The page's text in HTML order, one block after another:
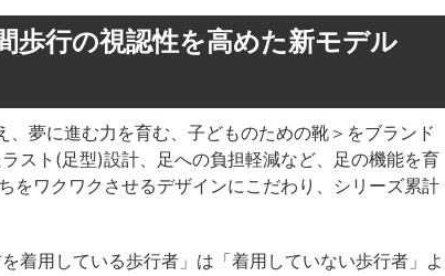
歩行の視認性を高めた新モデル
、夢に進む力を育む、子どものための靴＞をブランド
スト(足型)設計、足への負担軽減など、足の機能を育
をワクワクさせるデザインにこだわり、シリーズ累計
着用している歩行者」は「着用していない歩行者」よ